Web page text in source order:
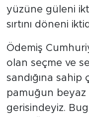
yüzüne güleni
sırtını döneni
Ödemiş
olan seçme ve
sandığına sahip
pamuğun beyaz
gerisindeyiz.